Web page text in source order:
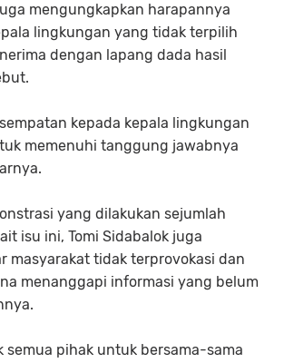
mengungkapkan harapannya
lingkungan yang tidak terpilih
dengan lapang dada hasil
kepada kepala lingkungan
memenuhi tanggung jawabnya
yang dilakukan sejumlah
isu ini, Tomi Sidabalok juga
masyarakat tidak terprovokasi dan
menanggapi informasi yang belum
semua pihak untuk bersama-sama